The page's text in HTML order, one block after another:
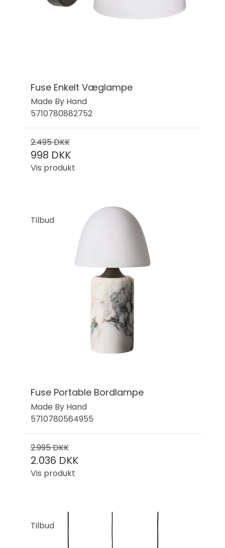
Fuse Enkelt Væglampe
Made By Hand
5710780882752
2.495 DKK
998 DKK
Vis produkt
Tilbud
Fuse Portable Bordlampe
Made By Hand
5710780564955
2.995 DKK
2.036 DKK
Vis produkt
Tilbud